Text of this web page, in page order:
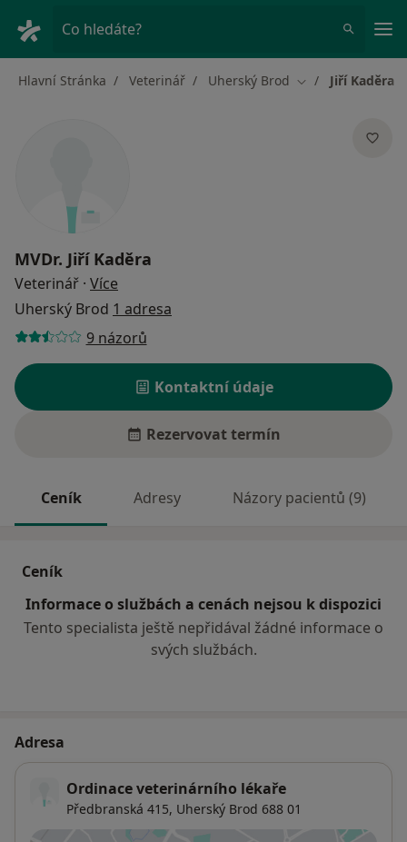
Co hledáte?
Hlavní Stránka Veterinář Uherský Brod Změna města
Jiří Kaděra
MVDr. Jiří Kaděra
Veterinář · Více
Uherský Brod 1 adresa
9 názorů
Kontaktní údaje
Rezervovat termín
Ceník Adresy Názory pacientů (9)
Ceník
Informace o službách a cenách nejsou k dispozici
Tento specialista ještě nepřidával žádné informace o
svých službách.
Adresa
Ordinace veterinárního lékaře
Předbranská 415, Uherský Brod 688 01